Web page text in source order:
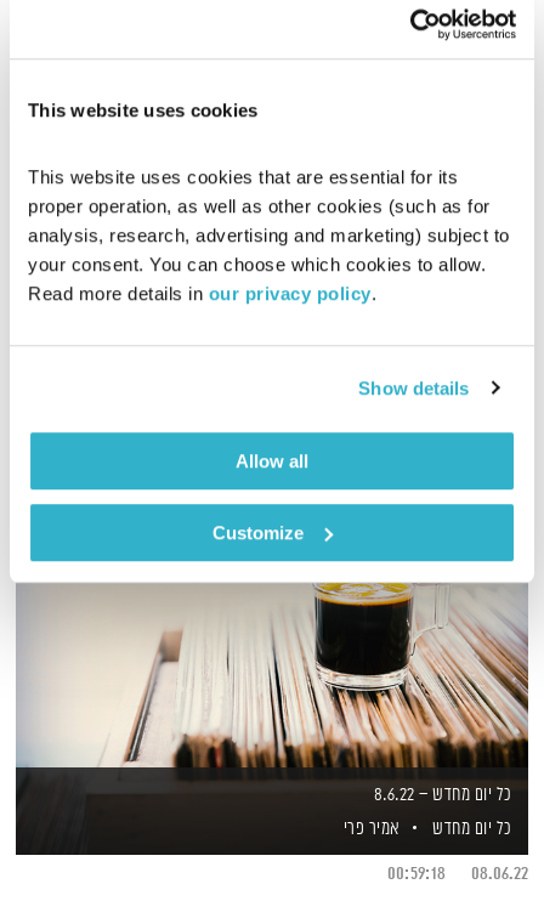
This website uses cookies
This website uses cookies that are essential for its
proper operation, as well as other cookies (such as for
analysis, research, advertising and marketing) subject to
your consent. You can choose which cookies to allow.
Read more details in our privacy policy.
Show details
Allow all
Customize
עולם קטן
אורי בנקהלטר
23.03.16
01:58:11
כל יום מחדש – 8.6.22
כל יום מחדש
אמיר פרי
08.06.22
00:59:18